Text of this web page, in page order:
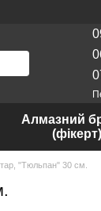
Алмазний
(фікерт)
"Тюльпан" 30 см.